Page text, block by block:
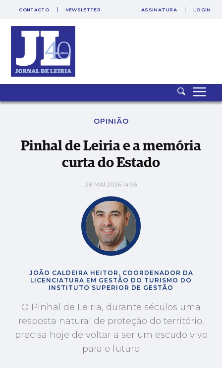
CONTACTO NEWSLETTER ASSINATURA LOGIN
Pinhal de Leiria e a memória curta do Estado
OPINIÃO
Pinhal de Leiria e a memória
curta do Estado
28 MAI 2026 14:56
JOÃO CALDEIRA HEITOR, COORDENADOR DA
LICENCIATURA EM GESTÃO DO TURISMO DO
INSTITUTO SUPERIOR DE GESTÃO
O Pinhal de Leiria, durante séculos uma
resposta natural de proteção do território,
precisa hoje de voltar a ser um escudo vivo
para o futuro